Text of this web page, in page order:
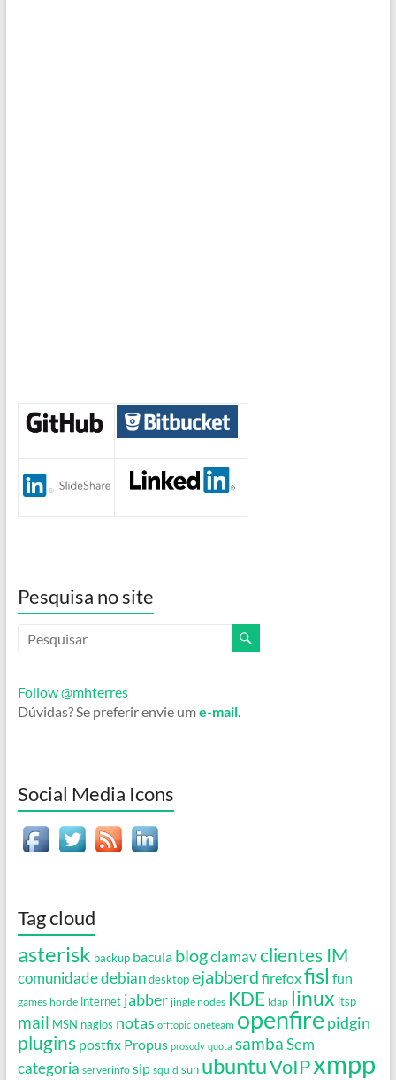
Pesquisa no site
Follow @mhterres
Dúvidas? Se preferir envie ume-mail.
Social Media Icons
Tag cloud
asterisk backup bacula blogclamavclientes IM
comunidadedebian desktop ejabberd firefoxfisl fun
games horde internet jabber jingle nodes KDE ldap linux ltsp
mail MSN nagios notas offtopic oneteam openfire pidgin
plugins postfix Propus prosody quota samba Sem
categoria serverinfo sip squid sun ubuntuVoIPxmpp